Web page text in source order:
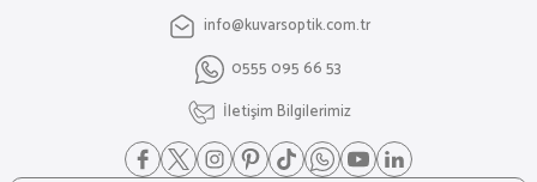
info@kuvarsoptik.com.tr
0555 095 66 53
İletişim Bilgilerimiz